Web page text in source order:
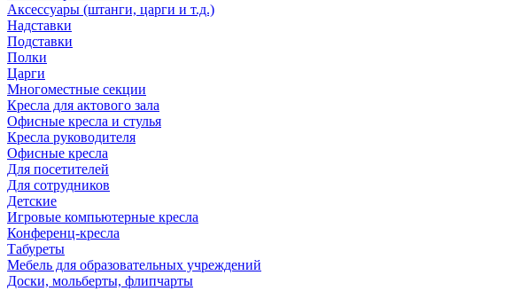
Аксессуары (штанги, царги и т.д.)
Надставки
Подставки
Полки
Царги
Многоместные секции
Кресла для актового зала
Офисные кресла и стулья
Кресла руководителя
Офисные кресла
Для посетителей
Для сотрудников
Детские
Игровые компьютерные кресла
Конференц-кресла
Табуреты
Мебель для образовательных учреждений
Доски, мольберты, флипчарты